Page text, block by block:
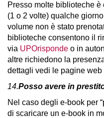
Presso molte biblioteche
(1 o 2 volte) qualche
volume non è stato
biblioteche consentono il
via UPOrisponde o in
altre richiedono la
dettagli vedi le pagine
14.Posso avere in
Nel caso degli e-book per
di scaricare un e-book in